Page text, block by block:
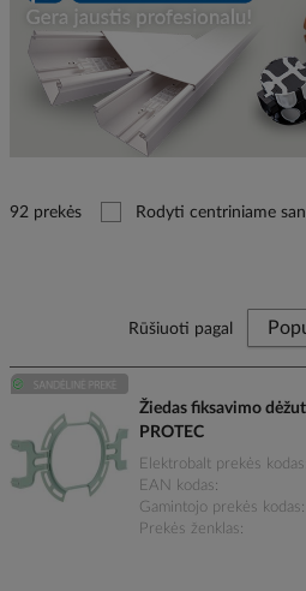
92 prekės Rodyti centriniame
Rūšiuoti pagal
Žiedas fiksavimo
PROTEC
Elektrobalt prekės kodas
EAN kodas
Gamintojo prekės kodas
Prekės ženklas